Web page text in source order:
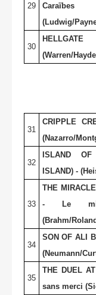
29
Caraïbes
(Ludwig/
30
(Warren/
31
CRIPPLE
(Nazarro/
32
ISLANDOF
ISLAND) -
33
THE
- Le
(Brahm/
34
SON OF ALI
(Neumann/
35
THE DUEL
sans merci